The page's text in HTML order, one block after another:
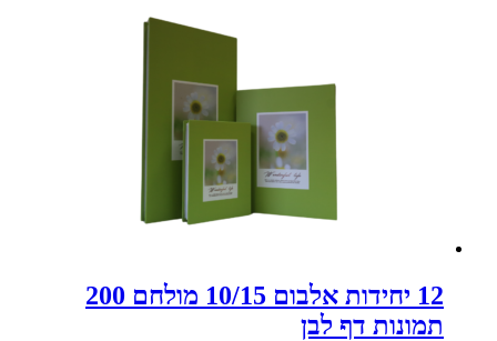
12 יחידות אלבום 10/15 מולחם 200
תמונות דף לבן